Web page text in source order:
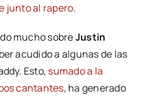
junto al rapero.
mucho sobreJustin
acudido a algunas de las
Esto, sumado a la
cantantes, ha generado